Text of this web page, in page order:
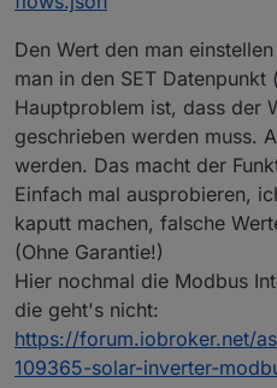
Den Wert den man
man in den SET
Hauptproblem ist, dass der
geschrieben werden muss.
werden. Das macht der
Einfach mal ausprobieren,
kaputt machen, falsche
(Ohne Garantie!)
Hier nochmal die Modbus
die geht's nicht:
https://forum.iobroker.net/
109365-solar-inverter-